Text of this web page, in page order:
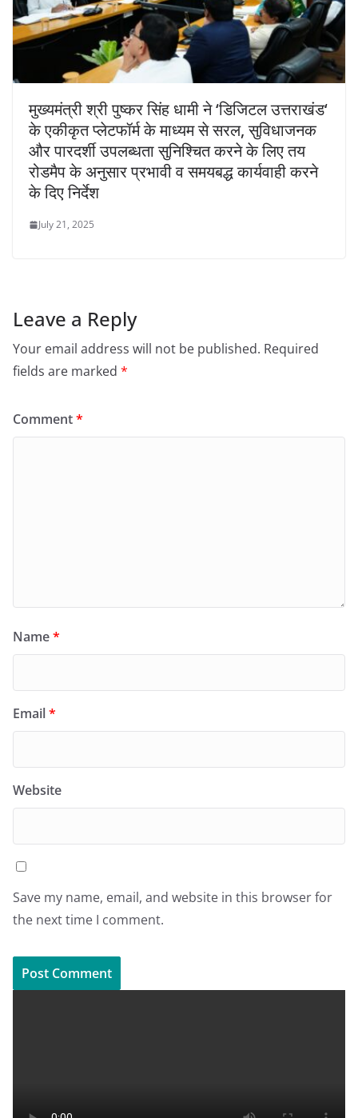
मुख्यमंत्री श्री पुष्कर सिंह धामी ने ‘डिजिटल उत्तराखंड‘
के एकीकृत प्लेटफॉर्म के माध्यम से सरल, सुविधाजनक
और पारदर्शी उपलब्धता सुनिश्चित करने के लिए तय
रोडमैप के अनुसार प्रभावी व समयबद्ध कार्यवाही करने
के दिए निर्देश
July 21, 2025
Leave a Reply
Your email address will not be published. Required
fields are marked *
Comment*
Name*
Email*
Website
Save my name, email, and website in this browser for
the next time I comment.